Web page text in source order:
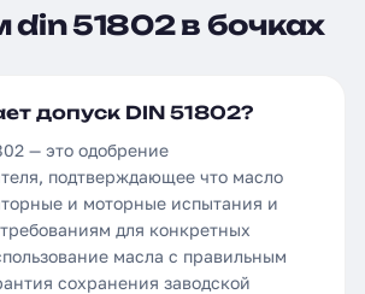
din 51802 в бочках
допуск DIN 51802?
— это одобрение
подтверждающее что масло
и моторные испытания и
для конкретных
масла с правильным
сохранения заводской